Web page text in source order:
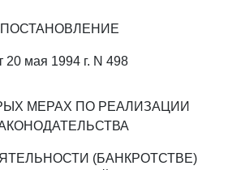
ПОСТАНОВЛЕНИЕ
20 мая 1994 г. N 498
МЕРАХ ПО РЕАЛИЗАЦИИ
(БАНКРОТСТВЕ)